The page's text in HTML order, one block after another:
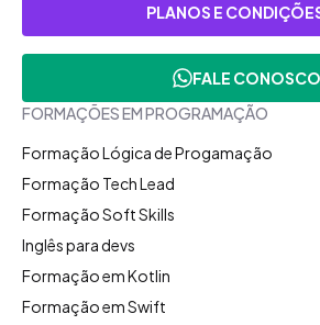
PLANOS E
FALE CONOSCO
FORMAÇÕES EM PROGRAMAÇÃO
Formação Lógica de Progamação
Formação Tech Lead
Formação Soft Skills
Inglês para devs
Formação em Kotlin
Formação em Swift